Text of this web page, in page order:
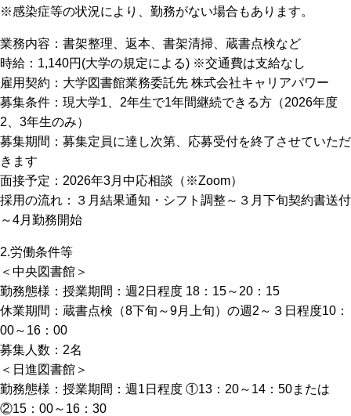
※感染症等の状況により、勤務がない場合もあります。
業務内容：書架整理、返本、書架清掃、蔵書点検など
時給：1,140円(大学の規定による) ※交通費は支給なし
雇用契約：大学図書館業務委託先 株式会社キャリアパワー
募集条件：現大学1、2年生で1年間継続できる方（2026年度
2、3年生のみ）
募集期間：募集定員に達し次第、応募受付を終了させていただ
きます
面接予定：2026年3月中応相談（※Zoom）
採用の流れ：３月結果通知・シフト調整～３月下旬契約書送付
～4月勤務開始
2.労働条件等
＜中央図書館＞
勤務態様：授業期間：週2日程度 18：15～20：15
休業期間：蔵書点検（8下旬～9月上旬）の週2～３日程度10：
00～16：00
募集人数：2名
＜日進図書館＞
勤務態様：授業期間：週1日程度 ①13：20～14：50または
②15：00～16：30